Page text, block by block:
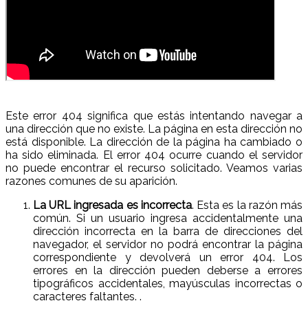
Este error 404 significa que estás intentando navegar a
una dirección que no existe. La página en esta dirección no
está disponible. La dirección de la página ha cambiado o
ha sido eliminada. El error 404 ocurre cuando el servidor
no puede encontrar el recurso solicitado. Veamos varias
razones comunes de su aparición.
La URL ingresada es incorrecta. Esta es la razón más
común. Si un usuario ingresa accidentalmente una
dirección incorrecta en la barra de direcciones del
navegador, el servidor no podrá encontrar la página
correspondiente y devolverá un error 404. Los
errores en la dirección pueden deberse a errores
tipográficos accidentales, mayúsculas incorrectas o
caracteres faltantes. .